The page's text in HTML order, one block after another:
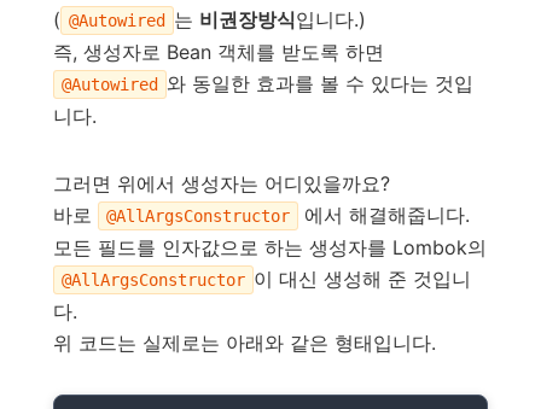
( @Autowired 는 비권장방식입니다.)
즉, 생성자로 Bean 객체를 받도록 하면
@Autowired
와 동일한 효과를 볼 수 있다는 것입
니다.
그러면 위에서 생성자는 어디있을까요?
바로
@AllArgsConstructor
에서 해결해줍니다.
모든 필드를 인자값으로 하는 생성자를 Lombok의
@AllArgsConstructor 이 대신 생성해 준 것입니
다.
위 코드는 실제로는 아래와 같은 형태입니다.